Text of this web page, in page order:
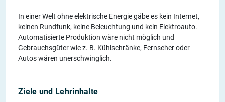
In einer Welt ohne elektrische Energie gäbe es kein Internet,
keinen Rundfunk, keine Beleuchtung und kein Elektroauto.
Automatisierte Produktion wäre nicht möglich und
Gebrauchsgüter wie z. B. Kühlschränke, Fernseher oder
Autos wären unerschwinglich.
Ziele und Lehrinhalte